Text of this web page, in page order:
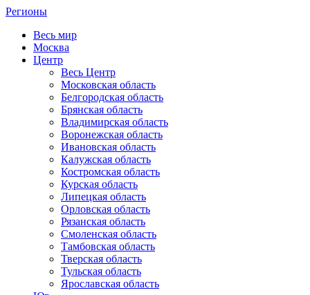
Регионы
Весь мир
Москва
Центр
Весь Центр
Московская область
Белгородская область
Брянская область
Владимирская область
Воронежская область
Ивановская область
Калужская область
Костромская область
Курская область
Липецкая область
Орловская область
Рязанская область
Смоленская область
Тамбовская область
Тверская область
Тульская область
Ярославская область